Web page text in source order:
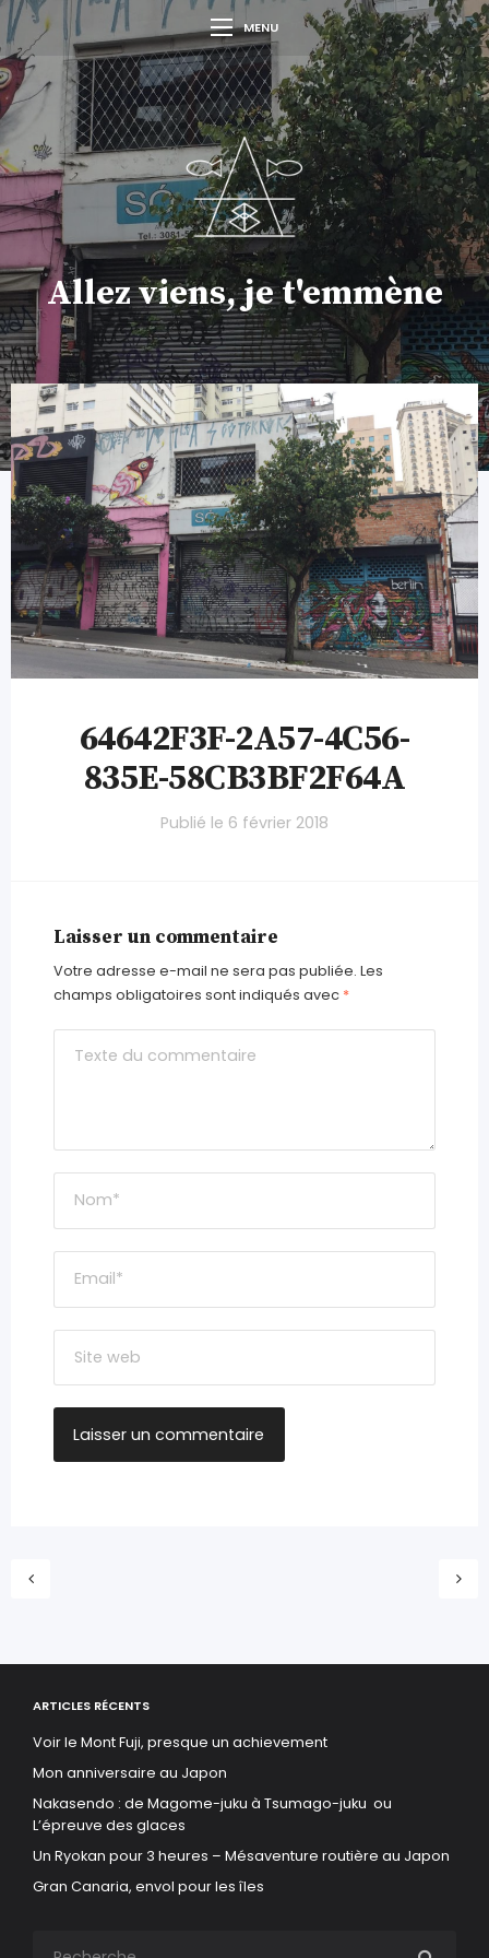
MENU
Allez viens, je t'emmène
64642F3F-2A57-4C56-
835E-58CB3BF2F64A
Publié le 6 février 2018
Laisser un commentaire
Votre adresse e-mail ne sera pas publiée. Les
champs obligatoires sont indiqués avec *
ARTICLES RÉCENTS
Voir le Mont Fuji, presque un achievement
Mon anniversaire au Japon
Nakasendo : de Magome-juku à Tsumago-juku ou
L’épreuve des glaces
Un Ryokan pour 3 heures – Mésaventure routière au Japon
Gran Canaria, envol pour les îles